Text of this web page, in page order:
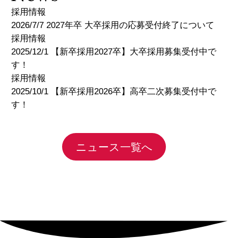
採用情報
2026/7/7 2027年卒 大卒採用の応募受付終了について
採用情報
2025/12/1 【新卒採用2027卒】大卒採用募集受付中で
す！
採用情報
2025/10/1 【新卒採用2026卒】高卒二次募集受付中で
す！
ニュース一覧へ